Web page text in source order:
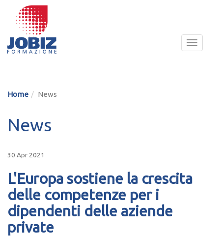
Toggle
Home News
News
30 Apr 2021
L'Europa sostiene la crescita
delle competenze per i
dipendenti delle aziende
private